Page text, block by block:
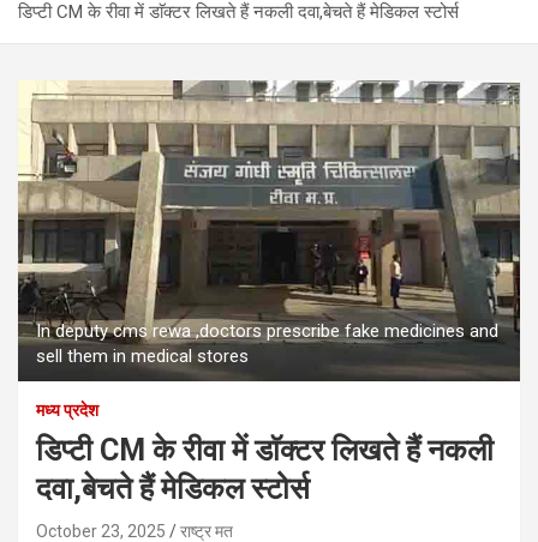
डिप्टी CM के रीवा में डाॅक्टर लिखते हैं नकली दवा,बेचते हैं मेडिकल स्टोर्स
In deputy cms rewa ,doctors prescribe fake medicines and
sell them in medical stores
मध्य प्रदेश
डिप्टी CM के रीवा में डाॅक्टर लिखते हैं नकली
दवा,बेचते हैं मेडिकल स्टोर्स
October 23, 2025 राष्ट्र मत